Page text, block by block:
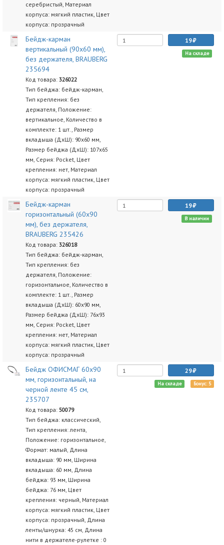
серебристый, Материал
корпуса: мягкий пластик, Цвет
корпуса: прозрачный
Бейдж-карман
вертикальный (90х60 мм),
без держателя, BRAUBERG
235694
Код товара: 326022
Тип бейджа: бейдж-карман,
Тип крепления: без
держателя, Положение:
вертикальное, Количество в
комплекте: 1 шт., Размер
вкладыша (ДхШ): 90х60 мм,
Размер бейджа (ДхШ): 107х65
мм, Серия: Pocket, Цвет
крепления: нет, Материал
корпуса: мягкий пластик, Цвет
корпуса: прозрачный
19
На складе
Бейдж-карман
горизонтальный (60х90
мм), без держателя,
BRAUBERG 235426
Код товара: 326018
Тип бейджа: бейдж-карман,
Тип крепления: без
держателя, Положение:
горизонтальное, Количество в
комплекте: 1 шт., Размер
вкладыша (ДхШ): 60х90 мм,
Размер бейджа (ДхШ): 76х93
мм, Серия: Pocket, Цвет
крепления: нет, Материал
корпуса: мягкий пластик, Цвет
корпуса: прозрачный
19
В наличии
Бейдж ОФИСМАГ 60х90
мм, горизонтальный, на
черной ленте 45 см,
235707
Код товара: 50079
Тип бейджа: классический,
Тип крепления: лента,
Положение: горизонтальное,
Формат: малый, Длина
вкладыша: 90 мм, Ширина
вкладыша: 60 мм, Длина
бейджа: 93 мм, Ширина
бейджа: 76 мм, Цвет
крепления: черный, Материал
корпуса: мягкий пластик, Цвет
корпуса: прозрачный, Длина
ленты/шнурка: 45 см, Длина
нити в держателе-рулетке : 0
29
На складе Бонус: 5